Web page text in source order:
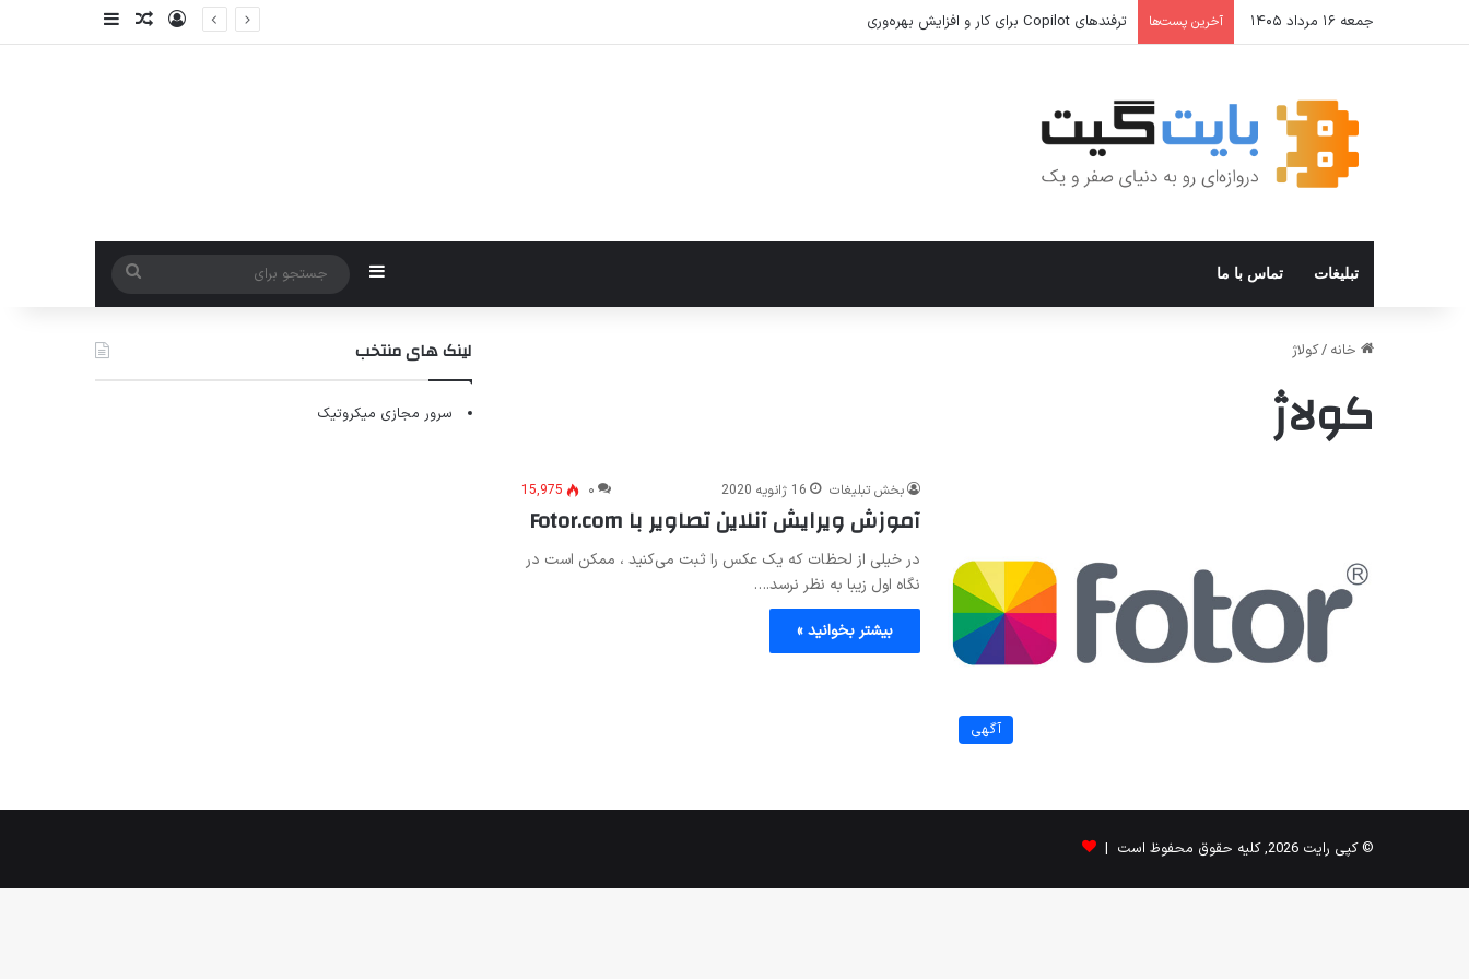
جمعه ۱۶ مرداد ۱۴۰۵ آخرین پست‌ها ترفندهای Copilot برای کار و افزایش بهره‌وری ورودنوشته تصادفی
سایدبار
تبلیغات تماس با ما سایدبار
جستجو
برای
خانه /کولاژ
کولاژ
آگهی
بخش تبلیغات 16 ژانویه 2020 ۰ 15,975
آموزش ویرایش آنلاین تصاویر با Fotor.com
در خیلی از لحظات که یک عکس را ثبت می‌کنید ، ممکن است در
نگاه اول زیبا به نظر نرسد.…
بیشتر بخوانید »
لینک های منتخب
سرور مجازی میکروتیک
© کپی رایت 2026, کلیه حقوق محفوظ است |